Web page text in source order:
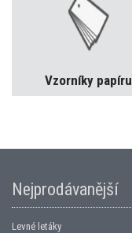
Vzorníky papíru
Nejprodávanější
Levné letáky